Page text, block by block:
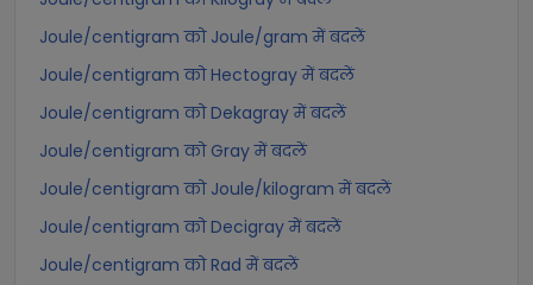
Joule/centigram को Joule/gram में बदलें
Joule/centigram को Hectogray में बदलें
Joule/centigram को Dekagray में बदलें
Joule/centigram को Gray में बदलें
Joule/centigram को Joule/kilogram में बदलें
Joule/centigram को Decigray में बदलें
Joule/centigram को Rad में बदलें